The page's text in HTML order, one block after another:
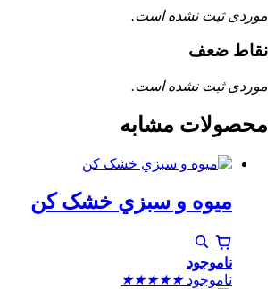
موردی ثبت نشده است.
نقاط ضعف
موردی ثبت نشده است.
محصولات مشابه
ميوه و سبزي خشک کن
ناموجود
ناموجود ★
★
★
★
★